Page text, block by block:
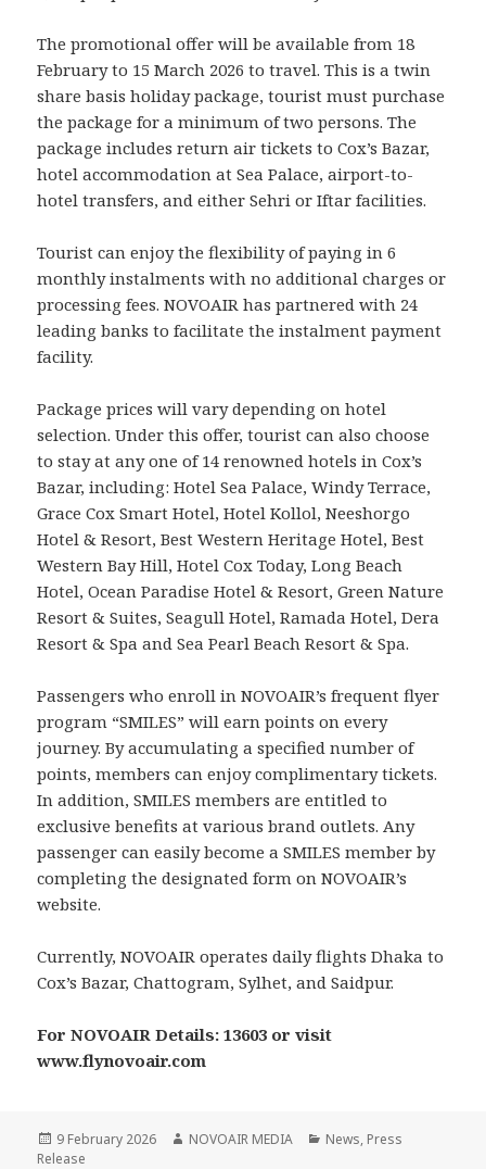
The promotional offer will be available from 18
February to 15 March 2026 to travel. This is a twin
share basis holiday package, tourist must purchase
the package for a minimum of two persons. The
package includes return air tickets to Cox’s Bazar,
hotel accommodation at Sea Palace, airport-to-
hotel transfers, and either Sehri or Iftar facilities.
Tourist can enjoy the flexibility of paying in 6
monthly instalments with no additional charges or
processing fees. NOVOAIR has partnered with 24
leading banks to facilitate the instalment payment
facility.
Package prices will vary depending on hotel
selection. Under this offer, tourist can also choose
to stay at any one of 14 renowned hotels in Cox’s
Bazar, including: Hotel Sea Palace, Windy Terrace,
Grace Cox Smart Hotel, Hotel Kollol, Neeshorgo
Hotel & Resort, Best Western Heritage Hotel, Best
Western Bay Hill, Hotel Cox Today, Long Beach
Hotel, Ocean Paradise Hotel & Resort, Green Nature
Resort & Suites, Seagull Hotel, Ramada Hotel, Dera
Resort & Spa and Sea Pearl Beach Resort & Spa.
Passengers who enroll in NOVOAIR’s frequent flyer
program “SMILES” will earn points on every
journey. By accumulating a specified number of
points, members can enjoy complimentary tickets.
In addition, SMILES members are entitled to
exclusive benefits at various brand outlets. Any
passenger can easily become a SMILES member by
completing the designated form on NOVOAIR’s
website.
Currently, NOVOAIR operates daily flights Dhaka to
Cox’s Bazar, Chattogram, Sylhet, and Saidpur.
For NOVOAIR Details: 13603 or visit
www.flynovoair.com
Posted
on
9 February 2026 Author
NOVOAIR MEDIA Categories
News, Press
Release